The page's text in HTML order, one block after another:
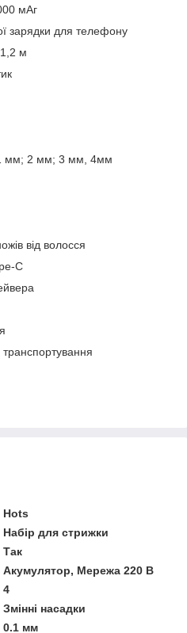
мАг
зарядки для телефону
м
мм; 2 мм; 3 мм, 4мм
від волосся
C
Hots
Набір для стрижки
Так
Акумулятор, Мережа 220 В
4
Змінні насадки
0.1 мм